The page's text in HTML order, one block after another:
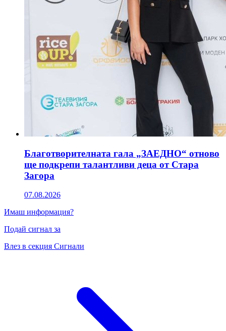
Благотворителната гала „ЗАЕДНО“ отново
ще подкрепи талантливи деца от Стара
Загора
07.08.2026
Имаш информация?
Подай сигнал за
Влез в секция Сигнали